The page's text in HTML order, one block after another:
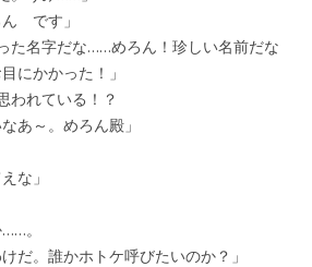
です」
た名字だな……めろん！珍しい名前だな
にかかった！」
われている！？
あ～。めろん殿」
な」
。
だ。誰かホトケ呼びたいのか？」